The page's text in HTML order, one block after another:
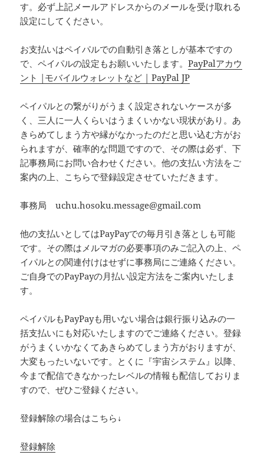
す。必ず上記メールアドレスからのメールを受け取れる
設定にしてください。
お支払いはペイパルでの自動引き落としが基本ですの
で、ペイパルの設定もお願いいたします。PayPalアカウ
ント |モバイルウォレットなど | PayPal JP
ペイパルとの繋がりがうまく設定されないケースが多
く、三人に一人くらいはうまくいかない現状があり。あ
きらめてしまう方や縁がなかったのだと思い込む方がお
られますが、確率的な問題ですので、その際は必ず、下
記事務局にお問い合わせください。他の支払い方法をご
案内の上、こちらで登録設定させていただきます。
事務局 uchu.hosoku.message@gmail.com
他の支払いとしてはPayPayでの毎月引き落としも可能
です。その際はメルマガの必要事項のみご記入の上、ペ
イパルとの関連付けはせずに事務局にご連絡ください。
ご自身でのPayPayの月払い設定方法をご案内いたしま
す。
ペイパルもPayPayも用いない場合は銀行振り込みの一
括支払いにも対応いたしますのでご連絡ください。登録
がうまくいかなくてあきらめてしまう方がおりますが、
大変もったいないです。とくに『宇宙システム』以降、
今まで配信できなかったレベルの情報も配信しておりま
すので、ぜひご登録ください。
登録解除の場合はこちら↓
登録解除